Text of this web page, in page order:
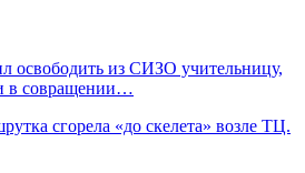
освободить из СИЗО учительницу,
в совращении…
сгорела «до скелета» возле ТЦ.